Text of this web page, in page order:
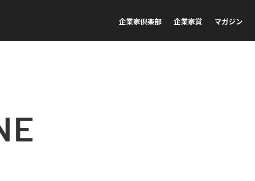
企業家倶楽部 企業家賞 マガジン